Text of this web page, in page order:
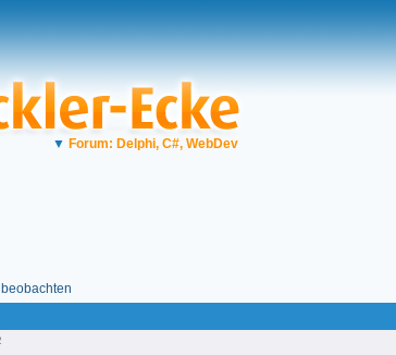
▼ Forum: Delphi, C#, WebDev